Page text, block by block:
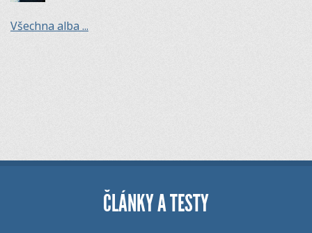
Všechna alba ...
ČLÁNKY A TESTY